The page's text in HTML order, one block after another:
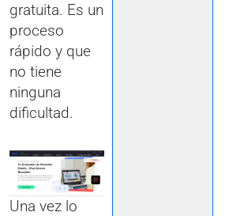
gratuita. Es un
proceso
rápido y que
no tiene
ninguna
dificultad.
Una vez lo